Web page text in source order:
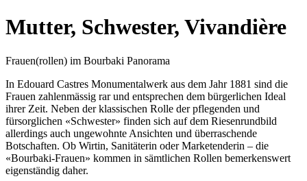
Mutter, Schwester, Vivandière
Frauen(rollen) im Bourbaki Panorama
In Edouard Castres Monumentalwerk aus dem Jahr 1881 sind die
Frauen zahlenmässig rar und entsprechen dem bürgerlichen Ideal
ihrer Zeit. Neben der klassischen Rolle der pflegenden und
fürsorglichen «Schwester» finden sich auf dem Riesenrundbild
allerdings auch ungewohnte Ansichten und überraschende
Botschaften. Ob Wirtin, Sanitäterin oder Marketenderin – die
«Bourbaki-Frauen» kommen in sämtlichen Rollen bemerkenswert
eigenständig daher.